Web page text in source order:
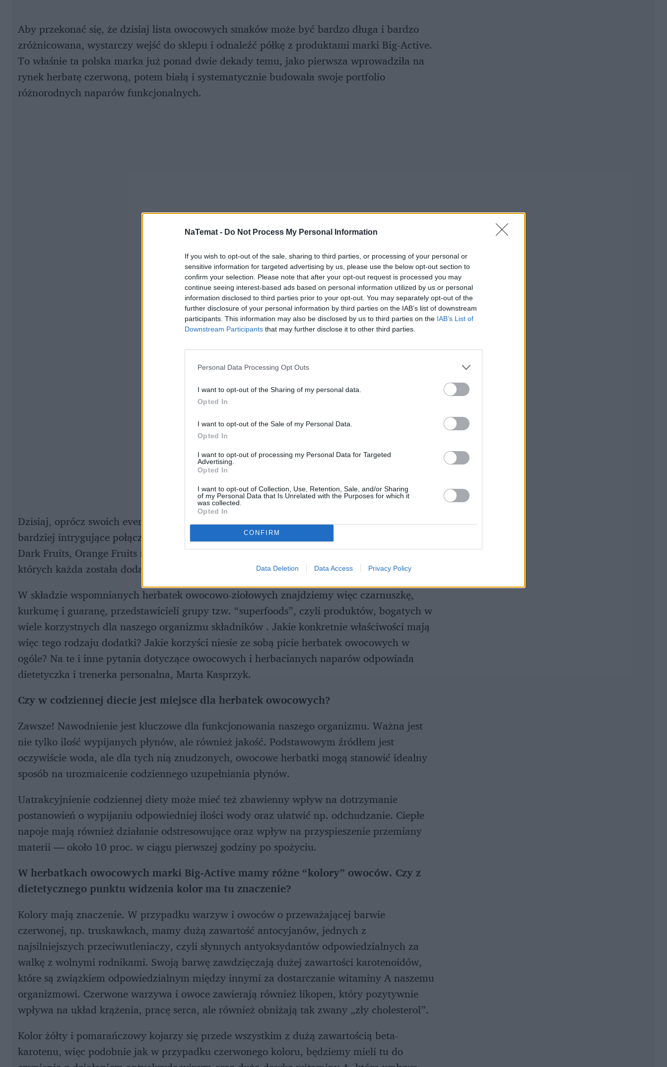
NaTemat - Do Not Process My Personal Information
If you wish to opt-out of the sale, sharing to third parties, or processing of your personal or
sensitive information for targeted advertising by us, please use the below opt-out section to
confirm your selection. Please note that after your opt-out request is processed you may
continue seeing interest-based ads based on personal information utilized by us or personal
information disclosed to third parties prior to your opt-out. You may separately opt-out of the
further disclosure of your personal information by third parties on the IAB’s list of downstream
participants. This information may also be disclosed by us to third parties on the IAB’s List of
Downstream Participants that may further disclose it to other third parties.
Personal Data Processing Opt Outs
I want to opt-out of the Sharing of my personal data.
Opted In
I want to opt-out of the Sale of my Personal Data.
Opted In
I want to opt-out of processing my Personal Data for Targeted
Advertising.
Opted In
I want to opt-out of Collection, Use, Retention, Sale, and/or Sharing
of my Personal Data that Is Unrelated with the Purposes for which it
was collected.
Opted In
CONFIRM
Data Deletion Data Access Privacy Policy
Aby przekonać się, że dzisiaj lista owocowych smaków może być bardzo długa i bardzo
zróżnicowana, wystarczy wejść do sklepu i odnaleźć półkę z produktami marki Big-Active.
To właśnie ta polska marka już ponad dwie dekady temu, jako pierwsza wprowadziła na
rynek herbatę czerwoną, potem białą i systematycznie budowała swoje portfolio
różnorodnych naparów funkcjonalnych.
Dzisiaj, oprócz swoich evergreenów takich jak Pu-Erh, w ofercie Big-Active znajdziecie też
bardziej intrygujące połączenia, bazujące na kolorach owoców. Kompozycje o nazwach:
Dark Fruits, Orange Fruits i Red Fruits to ciekawe, nieco egzotyczne mieszanki smakowe, z
których każda została dodatkowo wzbogacona intrygującym dodatkiem.
W składzie wspomnianych herbatek owocowo-ziołowych znajdziemy więc czarnuszkę,
kurkumę i guaranę, przedstawicieli grupy tzw. “superfoods”, czyli produktów, bogatych w
wiele korzystnych dla naszego organizmu składników . Jakie konkretnie właściwości mają
więc tego rodzaju dodatki? Jakie korzyści niesie ze sobą picie herbatek owocowych w
ogóle? Na te i inne pytania dotyczące owocowych i herbacianych naparów odpowiada
dietetyczka i trenerka personalna, Marta Kasprzyk.
Czy w codziennej diecie jest miejsce dla herbatek owocowych?
Zawsze! Nawodnienie jest kluczowe dla funkcjonowania naszego organizmu. Ważna jest
nie tylko ilość wypijanych płynów, ale również jakość. Podstawowym źródłem jest
oczywiście woda, ale dla tych nią znudzonych, owocowe herbatki mogą stanowić idealny
sposób na urozmaicenie codziennego uzupełniania płynów.
Uatrakcyjnienie codziennej diety może mieć też zbawienny wpływ na dotrzymanie
postanowień o wypijaniu odpowiedniej ilości wody oraz ułatwić np. odchudzanie. Ciepłe
napoje mają również działanie odstresowujące oraz wpływ na przyspieszenie przemiany
materii — około 10 proc. w ciągu pierwszej godziny po spożyciu.
W herbatkach owocowych marki Big-Active mamy różne “kolory” owoców. Czy z
dietetycznego punktu widzenia kolor ma tu znaczenie?
Kolory mają znaczenie. W przypadku warzyw i owoców o przeważającej barwie
czerwonej, np. truskawkach, mamy dużą zawartość antocyjanów, jednych z
najsilniejszych przeciwutleniaczy, czyli słynnych antyoksydantów odpowiedzialnych za
walkę z wolnymi rodnikami. Swoją barwę zawdzięczają dużej zawartości karotenoidów,
które są związkiem odpowiedzialnym między innymi za dostarczanie witaminy A naszemu
organizmowi. Czerwone warzywa i owoce zawierają również likopen, który pozytywnie
wpływa na układ krążenia, pracę serca, ale również obniżają tak zwany „zły cholesterol”.
Kolor żółty i pomarańczowy kojarzy się przede wszystkim z dużą zawartością beta-
karotenu, więc podobnie jak w przypadku czerwonego koloru, będziemy mieli tu do